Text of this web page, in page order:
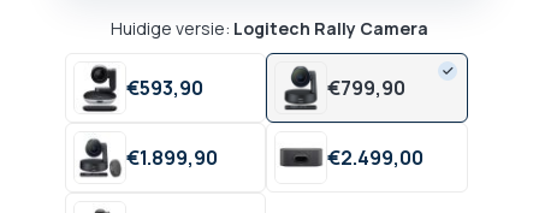
Huidige versie: Logitech Rally Camera
€593,90 €799,90
€1.899,90 €2.499,00